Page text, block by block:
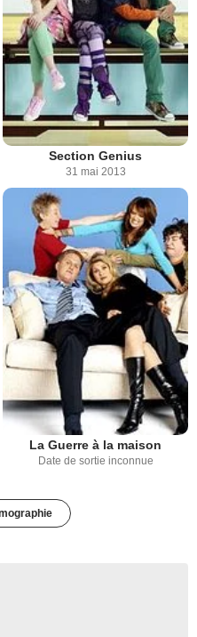
Section Genius
31 mai 2013
La Guerre à la maison
Date de sortie inconnue